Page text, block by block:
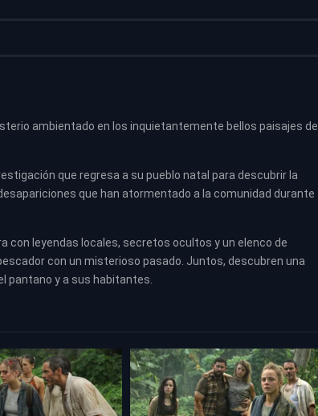
ambientado en los inquietantemente bellos paisajes del
que regresa a su pueblo natal para descubrir la
que han atormentado a la comunidad durante
con leyendas locales, secretos ocultos y un elenco de
con un misterioso pasado. Juntos, descubren una
pantano y a sus habitantes.